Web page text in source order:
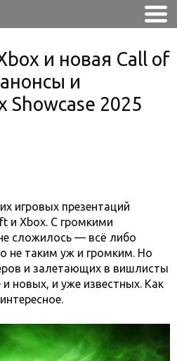
и новая Call of
и
Showcase 2025
игровых презентаций
и Xbox. С громкими
сложилось — всё либо
не таким уж и громким. Но
и залетающих в вишлисты
новых, и уже известных. Как